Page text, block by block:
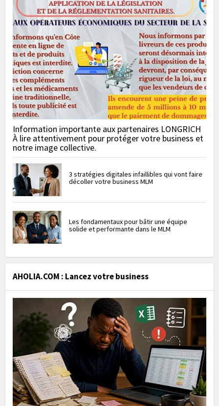
Information importante aux partenaires LONGRICH
À lire attentivement pour protéger votre business et
notre image collective.
3 stratégies digitales infaillibles qui vont faire
décoller votre business MLM
Les fondamentaux pour bâtir une équipe
solide et performante dans le MLM
AHOLIA.COM : Lancez votre business